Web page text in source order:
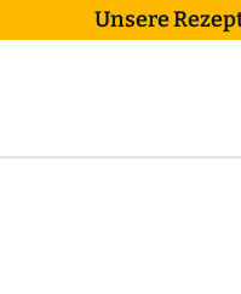
Unsere